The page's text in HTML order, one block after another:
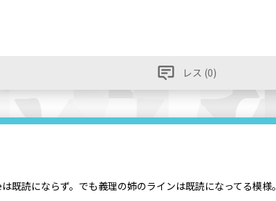
レス (0)
読にならず。でも義理の姉のラインは既読になってる模様。